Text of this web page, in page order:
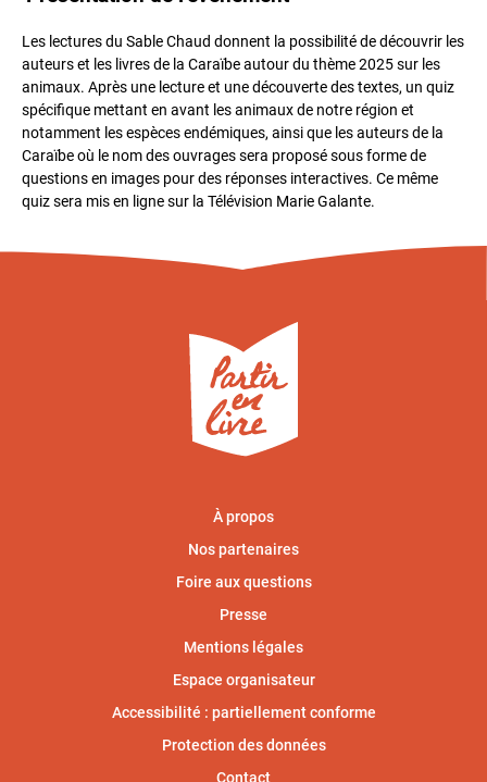
Les lectures du Sable Chaud donnent la possibilité de découvrir les
auteurs et les livres de la Caraïbe autour du thème 2025 sur les
animaux. Après une lecture et une découverte des textes, un quiz
spécifique mettant en avant les animaux de notre région et
notamment les espèces endémiques, ainsi que les auteurs de la
Caraïbe où le nom des ouvrages sera proposé sous forme de
questions en images pour des réponses interactives. Ce même
quiz sera mis en ligne sur la Télévision Marie Galante.
À propos
Nos partenaires
Foire aux questions
Presse
Mentions légales
Espace organisateur
Accessibilité : partiellement conforme
Protection des données
Contact